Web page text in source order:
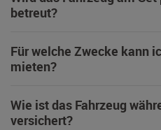
betreut?
Für welche Zwecke kann
mieten?
Wie ist das Fahrzeug
versichert?